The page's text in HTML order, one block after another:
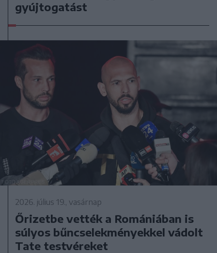
gyújtogatást
2026. július 19., vasárnap
Őrizetbe vették a Romániában is
súlyos bűncselekményekkel vádolt
Tate testvéreket